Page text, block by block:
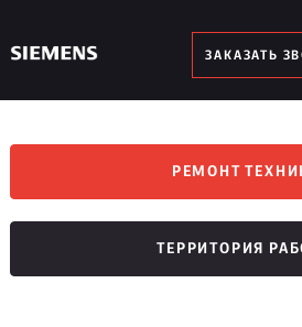
ЗАКАЗАТЬ
РЕМОНТ
ТЕРРИТОРИЯ